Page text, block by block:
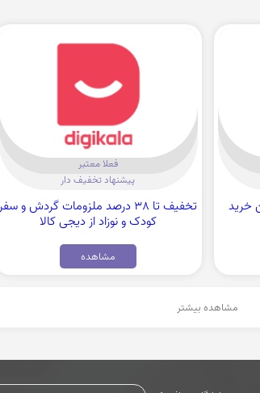
خرید
فعلا معتبر
پیشنهاد تخفیف دار
تخفیف تا 38 درصد ملزومات گردش و سفر
کودک و نوزاد از دیجی کالا
مشاهده
مشاهده بیشتر